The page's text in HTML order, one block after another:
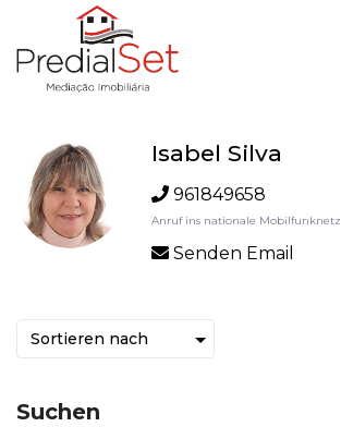
Isabel Silva
961849658
Anruf ins nationale Mobilfunknetz
Senden Email
Suchen